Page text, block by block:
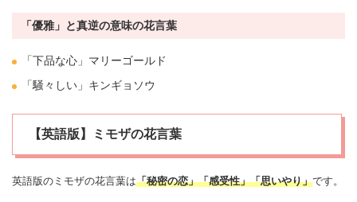
「優雅」と真逆の意味の花言葉
「下品な心」 マリーゴールド
「騒々しい」 キンギョソウ
【英語版】ミモザの花言葉
英語版のミモザの花言葉は「秘密の恋」「感受性」「思いやり」です。